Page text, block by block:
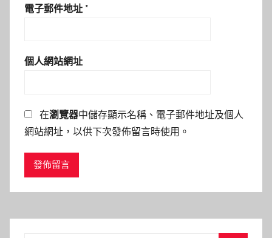
電子郵件地址 *
個人網站網址
在瀏覽器中儲存顯示名稱、電子郵件地址及個人
網站網址，以供下次發佈留言時使用。